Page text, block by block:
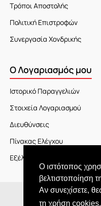
Ο ιστότοπος
βελτιστοποίηση
Αν συνεχίσετε,
τη χρήση cookies.
Τρόποι Αποστολής
Πολιτική Επιστροφών
Συνεργασία Χονδρικής
Ο Λογαριασμός μου
Ιστορικό Παραγγελιών
Στοιχεία Λογαριασμού
Διευθύνσεις
Πίνακας Ελέγχου
Εξέλιξη Παραγγελίας
Copyright